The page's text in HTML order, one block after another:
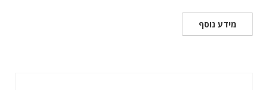
מידע נוסף